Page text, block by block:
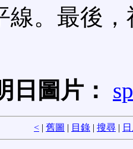
線。最後
日圖片：
< | 舊圖 | 目錄 | 搜尋 |